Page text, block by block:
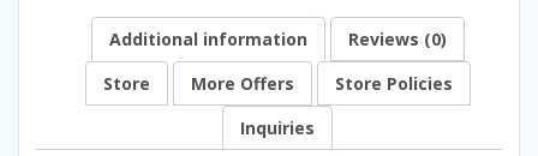
Additional information
Reviews (0)
Store
More Offers
Store Policies
Inquiries